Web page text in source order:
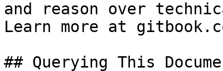
and reason over
Learn more at
## Querying This